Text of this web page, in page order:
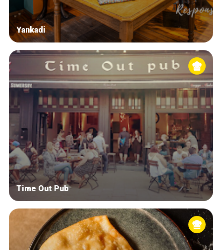
Yankadi
Time Out Pub